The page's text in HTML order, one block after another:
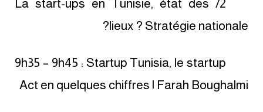
2/ La start-ups en Tunisie, état des
lieux ? Stratégie nationale?
9h35 – 9h45 : Startup Tunisia, le startup
Act en quelques chiffres | Farah Boughalmi